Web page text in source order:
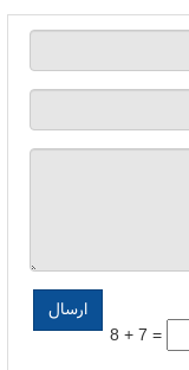
8 + 7 =